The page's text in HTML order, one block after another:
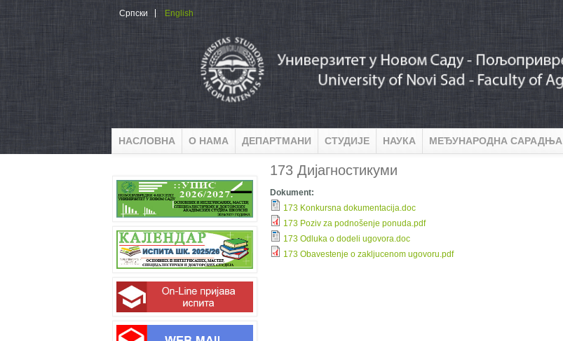
Skip to main content
Српски English
НАСЛОВНА О НАМА ДЕПАРТМАНИ СТУДИЈЕ НАУКА МЕЂУНАРОДНА САРАДЊА
173 Дијагностикуми
Dokument:
173 Konkursna dokumentacija.doc
173 Poziv za podnošenje ponuda.pdf
173 Odluka o dodeli ugovora.doc
173 Obavestenje o zakljucenom ugovoru.pdf